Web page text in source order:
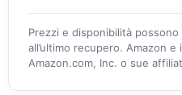
Prezzi e disponibilità
all’ultimo recupero. Amazon
Amazon.com, Inc. o sue